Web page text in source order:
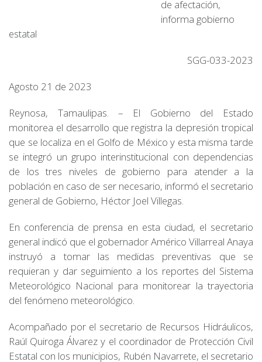
de afectación,
informa gobierno
estatal
SGG-033-2023
Agosto 21 de 2023
Reynosa, Tamaulipas. – El Gobierno del Estado
monitorea el desarrollo que registra la depresión tropical
que se localiza en el Golfo de México y esta misma tarde
se integró un grupo interinstitucional con dependencias
de los tres niveles de gobierno para atender a la
población en caso de ser necesario, informó el secretario
general de Gobierno, Héctor Joel Villegas.
En conferencia de prensa en esta ciudad, el secretario
general indicó que el gobernador Américo Villarreal Anaya
instruyó a tomar las medidas preventivas que se
requieran y dar seguimiento a los reportes del Sistema
Meteorológico Nacional para monitorear la trayectoria
del fenómeno meteorológico.
Acompañado por el secretario de Recursos Hidráulicos,
Raúl Quiroga Álvarez y el coordinador de Protección Civil
Estatal con los municipios, Rubén Navarrete, el secretario